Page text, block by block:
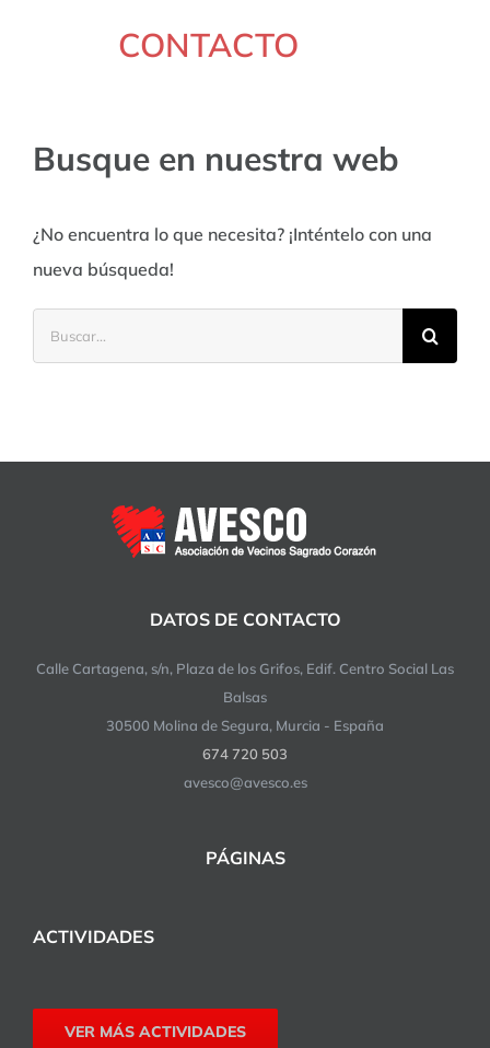
CONTACTO
Busque en nuestra web
¿No encuentra lo que necesita? ¡Inténtelo con una
nueva búsqueda!
DATOS DE CONTACTO
Calle Cartagena, s/n, Plaza de los Grifos, Edif. Centro Social Las
Balsas
30500 Molina de Segura, Murcia - España
674 720 503
avesco@avesco.es
PÁGINAS
ACTIVIDADES
VER MÁS ACTIVIDADES